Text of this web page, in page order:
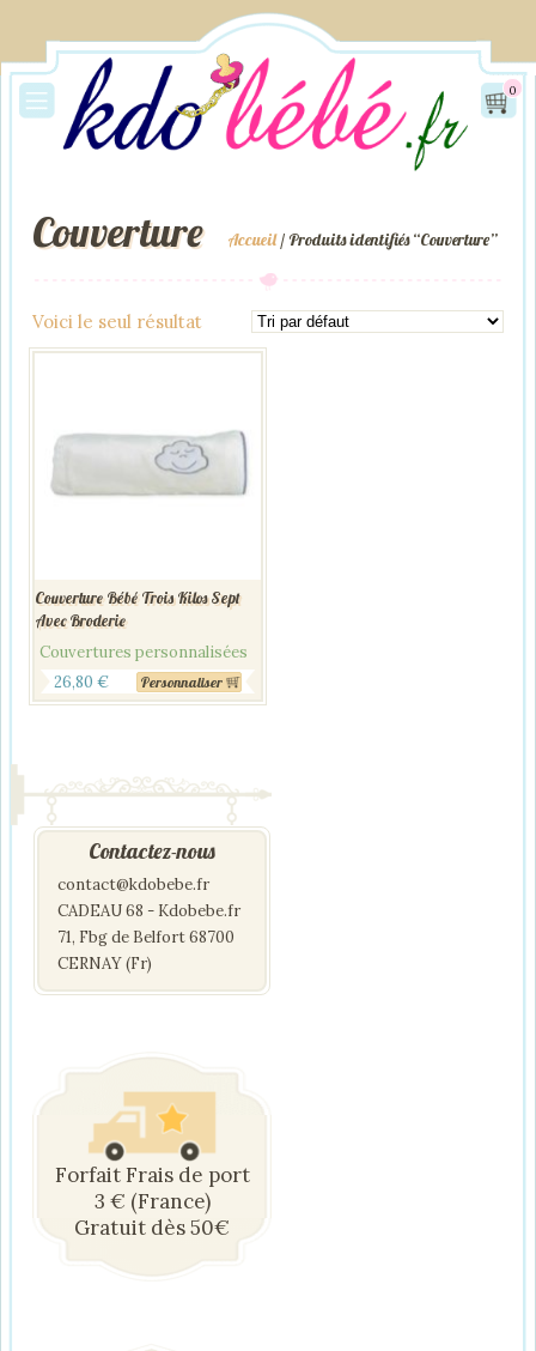
0
Accueil/ Produits identifiés “Couverture”
Couverture
Voici le seul résultat
Couverture Bébé Trois Kilos Sept
Avec Broderie
Couvertures personnalisées
26,80 € Personnaliser
Contactez-nous
contact@kdobebe.fr
CADEAU 68 - Kdobebe.fr
71, Fbg de Belfort 68700
CERNAY (Fr)
Forfait Frais de port
3 € (France)
Gratuit dès 50€